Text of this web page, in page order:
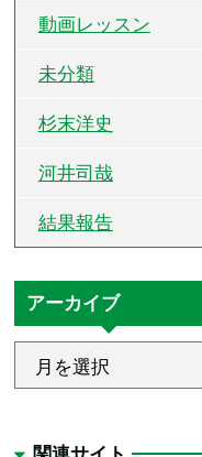
動画レッスン
未分類
杉末洋史
河井司哉
結果報告
アーカイブ